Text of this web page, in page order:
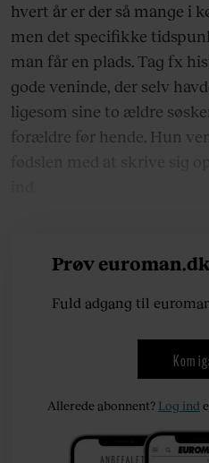
hvert år er der så mange i
men det specifikke
man får en plads. Tag fx
gode veninde, der selv
ligesom sine to ældre
forældre før hende. Hun
Prøv
Fuld adgang til
Kom
Allerede abonnent? Log ind